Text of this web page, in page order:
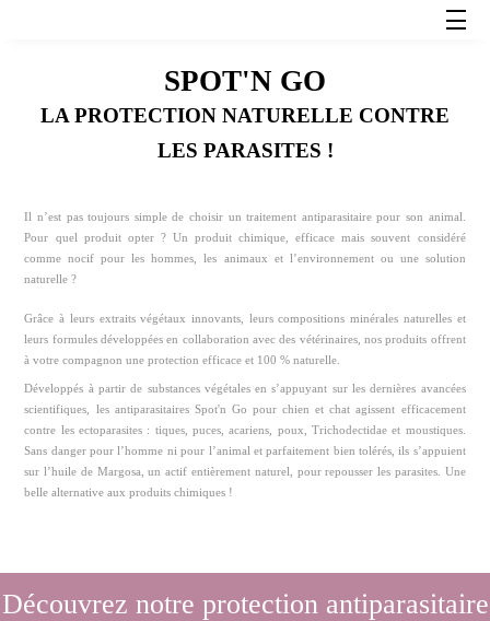
SPOT'N GO
LA PROTECTION NATURELLE CONTRE
LES PARASITES !
Il n’est pas toujours simple de choisir un traitement antiparasitaire pour son animal.
Pour quel produit opter ? Un produit chimique, efficace mais souvent considéré
comme nocif pour les hommes, les animaux et l’environnement ou une solution
naturelle ?
Grâce à leurs extraits végétaux innovants, leurs compositions minérales naturelles et
leurs formules développées en collaboration avec des vétérinaires, nos produits offrent
à votre compagnon une protection efficace et 100 % naturelle.
Développés à partir de substances végétales en s’appuyant sur les dernières avancées
scientifiques, les antiparasitaires Spot'n Go pour chien et chat agissent efficacement
contre les ectoparasites : tiques, puces, acariens, poux, Trichodectidae et moustiques.
Sans danger pour l’homme ni pour l’animal et parfaitement bien tolérés, ils s’appuient
sur l’huile de Margosa, un actif entièrement naturel, pour repousser les parasites. Une
belle alternative aux produits chimiques !
Découvrez notre protection antiparasitaire